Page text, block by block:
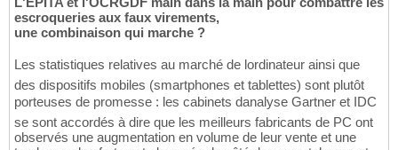
escroqueries aux faux virements,
une combinaison qui marche ?
Les statistiques relatives au marché de lordinateur ainsi que
des dispositifs mobiles (smartphones et tablettes) sont plutôt
porteuses de promesse : les cabinets danalyse Gartner et IDC
se sont accordés à dire que les meilleurs fabricants de PC ont
observés une augmentation en volume de leur vente et une